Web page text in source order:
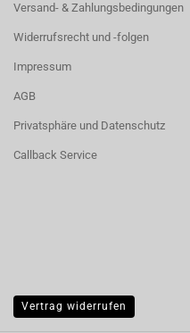
Versand- & Zahlungsbedingungen
Widerrufsrecht und -folgen
Impressum
AGB
Privatsphäre und Datenschutz
Callback Service
Vertrag widerrufen